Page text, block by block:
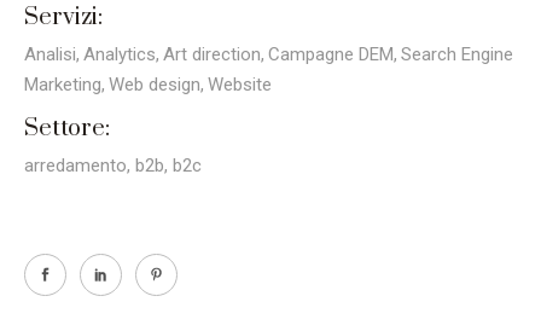
Servizi:
Analisi Analytics Art direction Campagne DEM Search Engine
Marketing Web design Website
Settore:
arredamento, b2b, b2c